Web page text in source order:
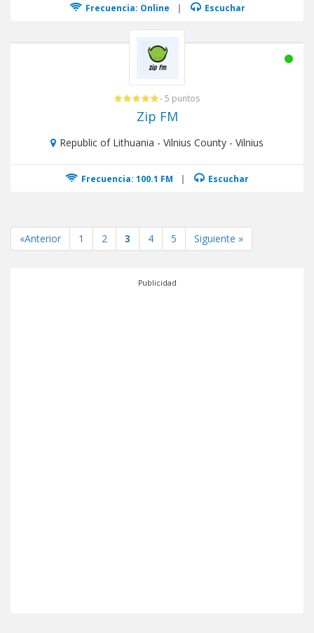
Frecuencia: Online | Escuchar
- 5 puntos
Zip FM
Republic of Lithuania - Vilnius County - Vilnius
Frecuencia: 100.1 FM | Escuchar
«Anterior 1 2 3 4 5 Siguiente »
Publicidad